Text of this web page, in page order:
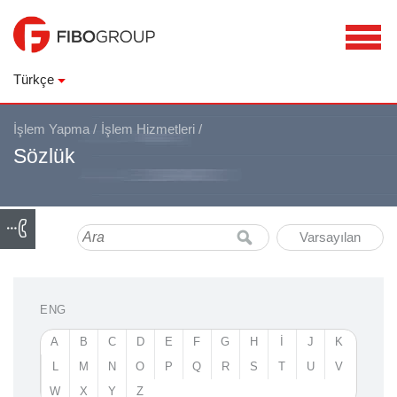
Türkçe
İşlem Yapma / İşlem Hizmetleri /
Sözlük
Varsayılan
ENG
A B C D E F G H J
K
L
M N O P Q R S T U
V
W
X Y Z